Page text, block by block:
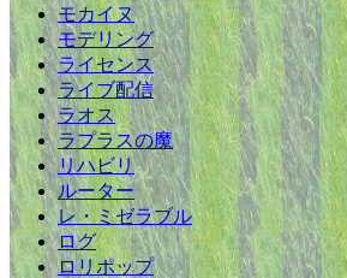
モカイヌ
モデリング
ライセンス
ライブ配信
ラオス
ラプラスの魔
リハビリ
ルーター
レ・ミゼラブル
ログ
ロリポップ